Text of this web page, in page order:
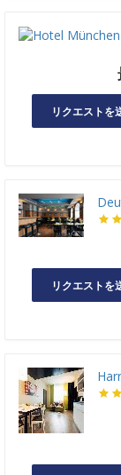
リクエストを
リクエストを